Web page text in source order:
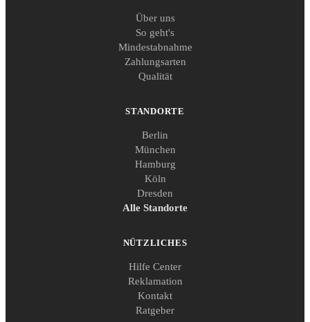
Über uns
So geht's
Mindestabnahme
Zahlungsarten
Qualität
STANDORTE
Berlin
München
Hamburg
Köln
Dresden
Alle Standorte
NÜTZLICHES
Hilfe Center
Reklamation
Kontakt
Ratgeber